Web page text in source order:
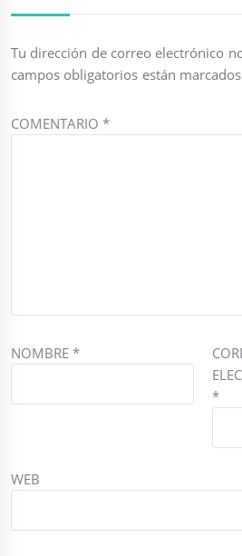
Tu dirección de correo electrónico
campos obligatorios están
COMENTARIO*
NOMBRE*
*
WEB